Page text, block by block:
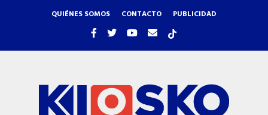
QUIÉNES SOMOS CONTACTO PUBLICIDAD